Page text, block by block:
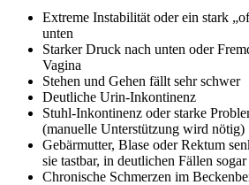
Extreme Instabilität oder ein stark
unten
Starker Druck nach unten oder
Vagina
Stehen und Gehen fällt sehr schwer
Deutliche Urin-Inkontinenz
Stuhl-Inkontinenz oder starke
(manuelle Unterstützung wird nötig)
Gebärmutter, Blase oder Rektum
sie tastbar, in deutlichen Fällen
Chronische Schmerzen im